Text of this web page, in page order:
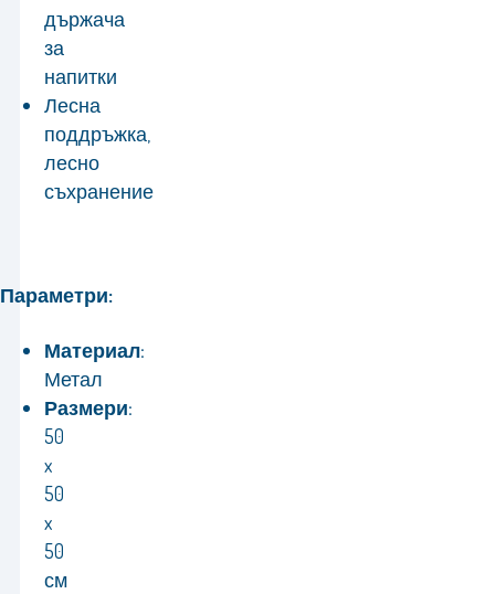
държача
за
напитки
Лесна
поддръжка,
лесно
съхранение
Параметри:
Материал:
Метал
Размери:
50
x
50
x
50
см